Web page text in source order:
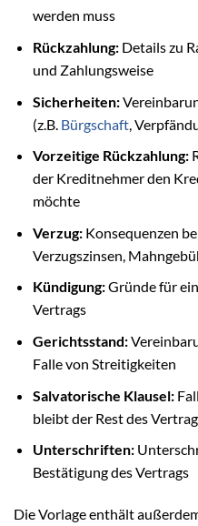
werden muss
Rückzahlung:Details zu
und Zahlungsweise
Sicherheiten:
(z.B. Bürgschaft,
Vorzeitige Rückzahlung:
der Kreditnehmer den
möchte
Verzug:Konsequenzen
Verzugszinsen,
Kündigung:Gründe für
Vertrags
Gerichtsstand:
Falle von Streitigkeiten
Salvatorische Klausel:
bleibt der Rest des
Unterschriften:
Bestätigung des Vertrags
Die Vorlage enthält